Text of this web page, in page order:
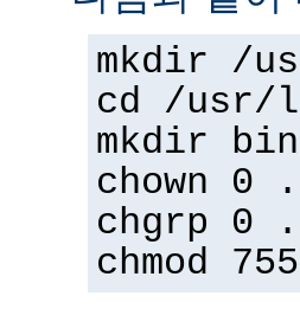
mkdir /
cd /usr/
mkdir
chown 0
chgrp 0
chmod